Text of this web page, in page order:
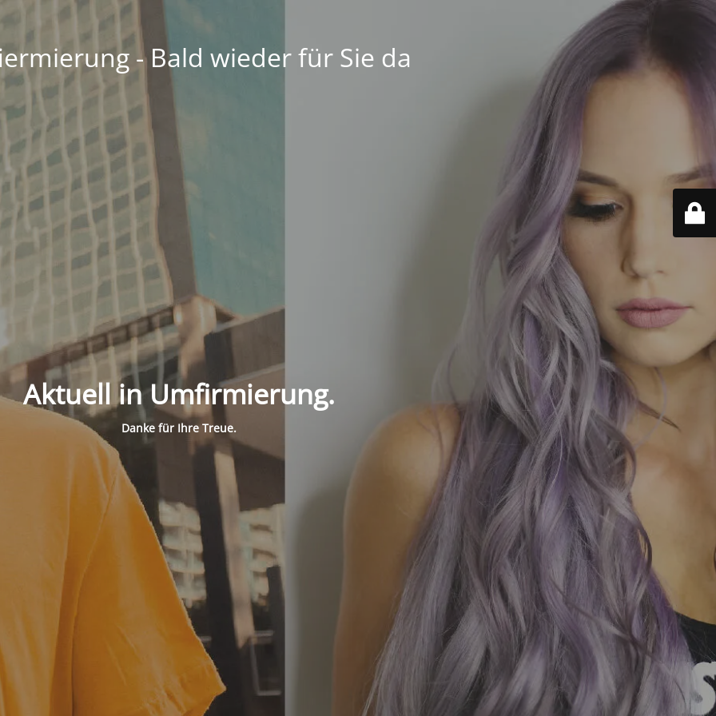
- Bald wieder für Sie da
Aktuell in Umfirmierung.
Danke für Ihre Treue.